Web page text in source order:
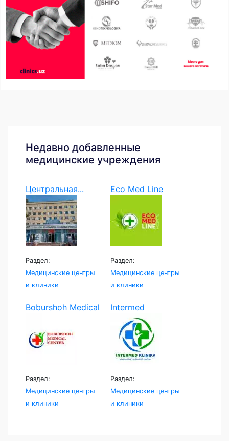
Недавно добавленные
медицинские учреждения
Центральная...
Раздел:
Медицинские центры
и клиники
Eco Med Line
Раздел:
Медицинские центры
и клиники
Boburshoh Medical
Раздел:
Медицинские центры
и клиники
Intermed
Namangan
Раздел:
Медицинские центры
и клиники